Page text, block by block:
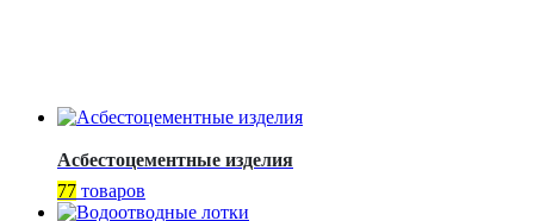
Асбестоцементные изделия
77 товаров